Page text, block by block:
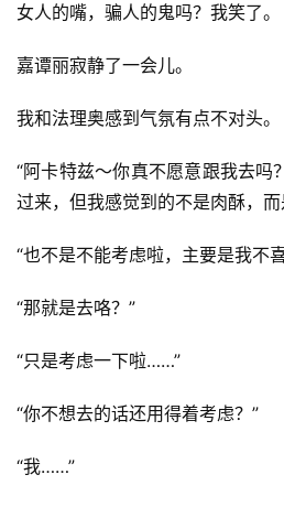
女人的嘴，骗人的鬼吗？我笑了。
嘉谭丽寂静了一会儿。
我和法理奥感到气氛有点不对头。
“阿卡特兹～你真不愿意跟我去吗
过来，但我感觉到的不是肉酥，而
“也不是不能考虑啦，主要是我不
“那就是去咯？”
“只是考虑一下啦……”
“你不想去的话还用得着考虑？”
“我……”